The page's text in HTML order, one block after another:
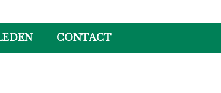
CONTACT